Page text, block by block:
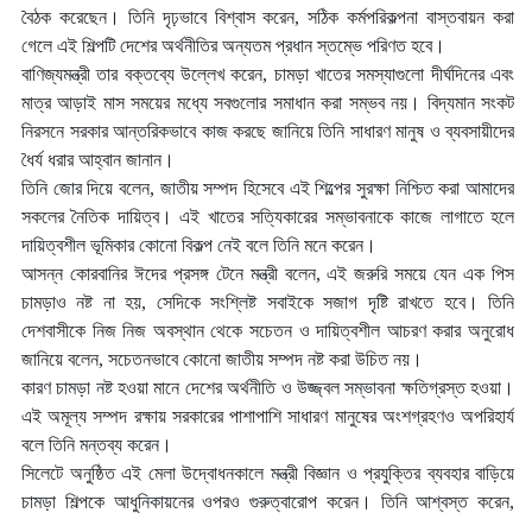
বৈঠক করেছেন। তিনি দৃঢ়ভাবে বিশ্বাস করেন, সঠিক কর্মপরিকল্পনা বাস্তবায়ন করা
গেলে এই শিল্পটি দেশের অর্থনীতির অন্যতম প্রধান স্তম্ভে পরিণত হবে।
বাণিজ্যমন্ত্রী তার বক্তব্যে উল্লেখ করেন, চামড়া খাতের সমস্যাগুলো দীর্ঘদিনের এবং
মাত্র আড়াই মাস সময়ের মধ্যে সবগুলোর সমাধান করা সম্ভব নয়। বিদ্যমান সংকট
নিরসনে সরকার আন্তরিকভাবে কাজ করছে জানিয়ে তিনি সাধারণ মানুষ ও ব্যবসায়ীদের
ধৈর্য ধরার আহ্বান জানান।
তিনি জোর দিয়ে বলেন, জাতীয় সম্পদ হিসেবে এই শিল্পের সুরক্ষা নিশ্চিত করা আমাদের
সকলের নৈতিক দায়িত্ব। এই খাতের সত্যিকারের সম্ভাবনাকে কাজে লাগাতে হলে
দায়িত্বশীল ভূমিকার কোনো বিকল্প নেই বলে তিনি মনে করেন।
আসন্ন কোরবানির ঈদের প্রসঙ্গ টেনে মন্ত্রী বলেন, এই জরুরি সময়ে যেন এক পিস
চামড়াও নষ্ট না হয়, সেদিকে সংশ্লিষ্ট সবাইকে সজাগ দৃষ্টি রাখতে হবে। তিনি
দেশবাসীকে নিজ নিজ অবস্থান থেকে সচেতন ও দায়িত্বশীল আচরণ করার অনুরোধ
জানিয়ে বলেন, সচেতনভাবে কোনো জাতীয় সম্পদ নষ্ট করা উচিত নয়।
কারণ চামড়া নষ্ট হওয়া মানে দেশের অর্থনীতি ও উজ্জ্বল সম্ভাবনা ক্ষতিগ্রস্ত হওয়া।
এই অমূল্য সম্পদ রক্ষায় সরকারের পাশাপাশি সাধারণ মানুষের অংশগ্রহণও অপরিহার্য
বলে তিনি মন্তব্য করেন।
সিলেটে অনুষ্ঠিত এই মেলা উদ্বোধনকালে মন্ত্রী বিজ্ঞান ও প্রযুক্তির ব্যবহার বাড়িয়ে
চামড়া শিল্পকে আধুনিকায়নের ওপরও গুরুত্বারোপ করেন। তিনি আশ্বস্ত করেন,